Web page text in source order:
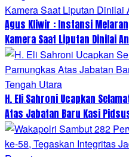
Agus Kliwir : Instansi
Kamera Saat Liputan Dinilai
H. Eli Sahroni Ucapkan
Atas Jabatan Baru Kasi